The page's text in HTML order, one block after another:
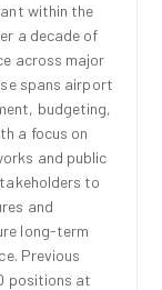
within the
a decade of
across major
spans airport
budgeting,
a focus on
and public
to
and
long-term
Previous
positions at